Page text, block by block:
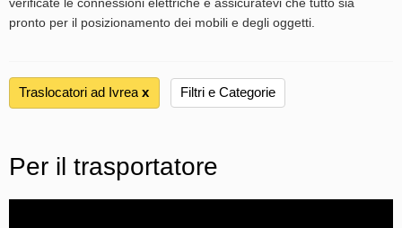
pronto per il posizionamento dei mobili e degli oggetti.
Traslocatori ad Ivrea х Filtri e Categorie
Per il trasportatore